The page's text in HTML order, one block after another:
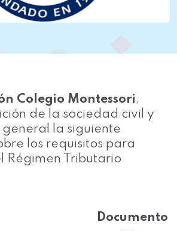
Colegio Montessori,
de la sociedad civil y
la siguiente
los requisitos para
Régimen Tributario
Documento